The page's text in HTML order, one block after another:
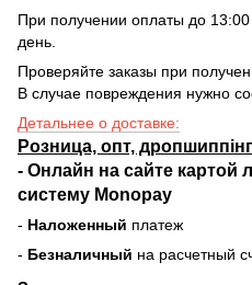
При получении оплаты до 13:00
день.
Проверяйте заказы при
В случае повреждения нужно
Детальнее о доставке:
Розница, опт,
- Онлайн на сайте картой
систему Monopay
- Наложенный платеж
- Безналичный на расчетный